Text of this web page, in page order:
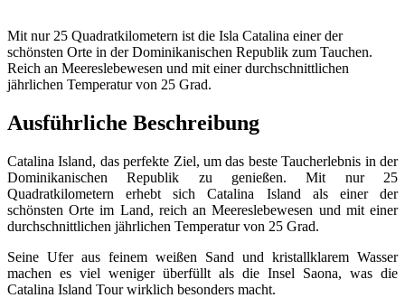
Mit nur 25 Quadratkilometern ist die Isla Catalina einer der
schönsten Orte in der Dominikanischen Republik zum Tauchen.
Reich an Meereslebewesen und mit einer durchschnittlichen
jährlichen Temperatur von 25 Grad.
Ausführliche Beschreibung
Catalina Island, das perfekte Ziel, um das beste Taucherlebnis in der
Dominikanischen Republik zu genießen. Mit nur 25
Quadratkilometern erhebt sich Catalina Island als einer der
schönsten Orte im Land, reich an Meereslebewesen und mit einer
durchschnittlichen jährlichen Temperatur von 25 Grad.
Seine Ufer aus feinem weißen Sand und kristallklarem Wasser
machen es viel weniger überfüllt als die Insel Saona, was die
Catalina Island Tour wirklich besonders macht.